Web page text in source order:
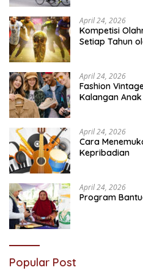
April 24, 2026
Kompetisi
Setiap Tahun
April 24, 2026
Fashion
Kalangan
April 24, 2026
Cara
Kepribadian
April 24, 2026
Program
Popular Post